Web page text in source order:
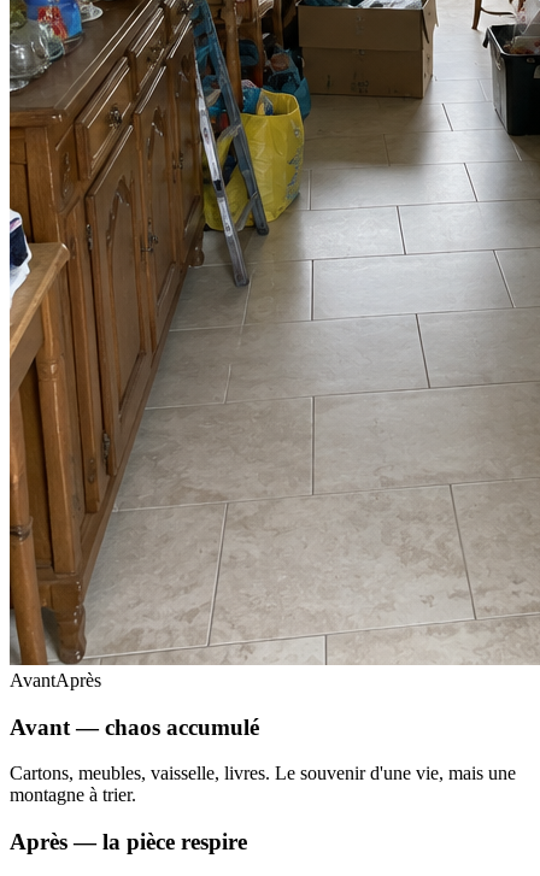
AvantAprès
Avant — chaos accumulé
Cartons, meubles, vaisselle, livres. Le souvenir d'une vie, mais une
montagne à trier.
Après — la pièce respire